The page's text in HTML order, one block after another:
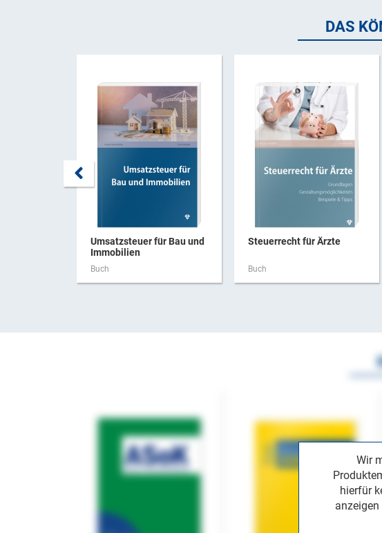
DAS
Umsatzsteuer für Bau und
Immobilien
Buch
Steuerrecht für Ärzte
Buch
Wir
hierfür